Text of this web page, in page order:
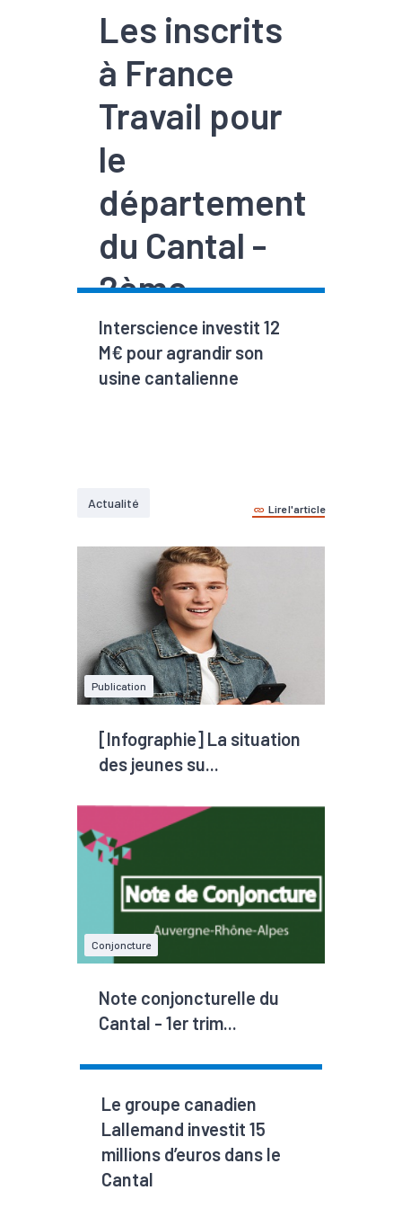
Les inscrits
à France
Travail pour
le
département
du Cantal -
2ème
trimestre
202...
Interscience investit 12
M€ pour agrandir son
usine cantalienne
Actualité Lire l'article
Publication
[Infographie] La situation
des jeunes su...
Conjoncture
Note conjoncturelle du
Cantal - 1er trim...
Le groupe canadien
Lallemand investit 15
millions d’euros dans le
Cantal